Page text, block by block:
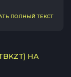
ПОЛНЫЙ ТЕКСТ
НА